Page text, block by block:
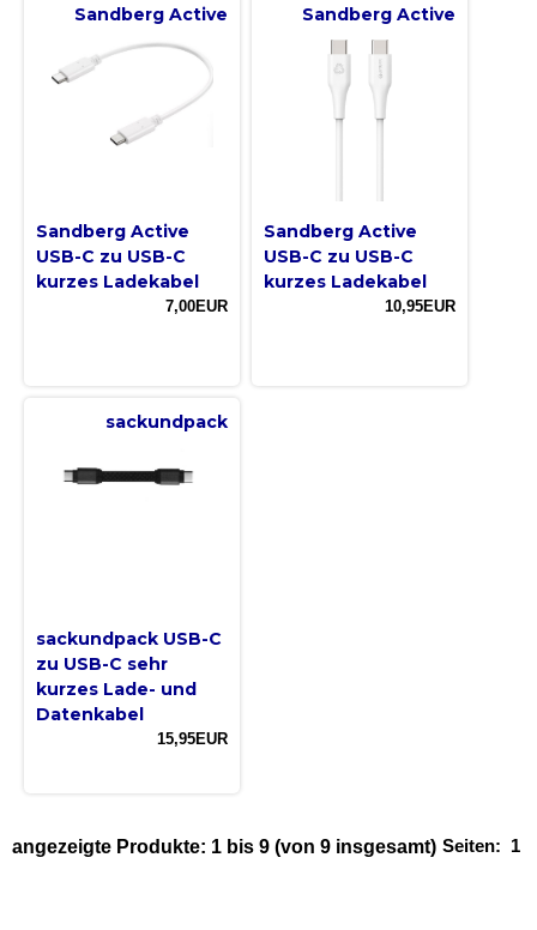
Sandberg Active
Sandberg Active
USB-C zu USB-C
kurzes Ladekabel
7,00EUR
Sandberg Active
Sandberg Active
USB-C zu USB-C
kurzes Ladekabel
10,95EUR
sackundpack
sackundpack USB-C
zu USB-C sehr
kurzes Lade- und
Datenkabel
15,95EUR
Seiten: 1
angezeigte Produkte: 1 bis 9 (von 9 insgesamt)